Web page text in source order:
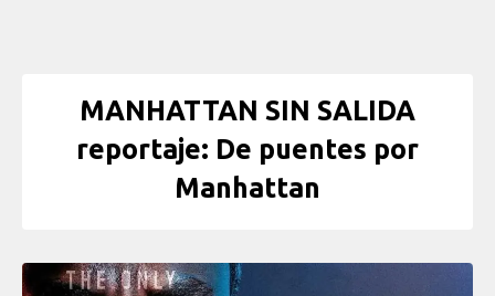
MANHATTAN SIN SALIDA
reportaje: De puentes por
Manhattan